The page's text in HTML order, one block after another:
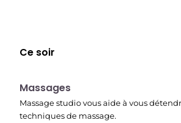
Ce soir
23:30
Massages
Massage studio vous aide à vous
techniques de massage.